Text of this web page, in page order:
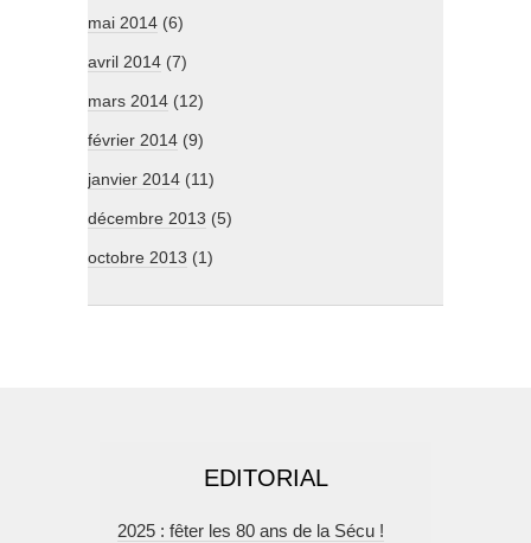
mai 2014 (6)
avril 2014 (7)
mars 2014 (12)
février 2014 (9)
janvier 2014 (11)
décembre 2013 (5)
octobre 2013 (1)
EDITORIAL
2025 : fêter les 80 ans de la Sécu !